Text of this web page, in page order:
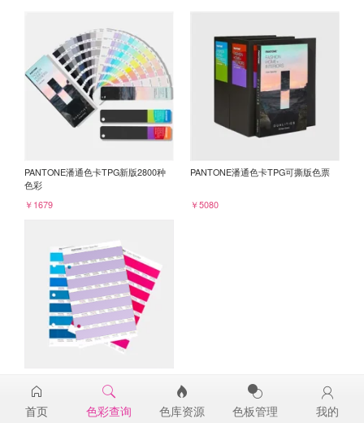
PANTONE潘通色卡TPG新版2800种
色彩
￥1679
PANTONE潘通色卡TPG可撕版色票
￥5080
15-3716TPG
￥98
首页 色彩查询 色库资源 色板管理 我的